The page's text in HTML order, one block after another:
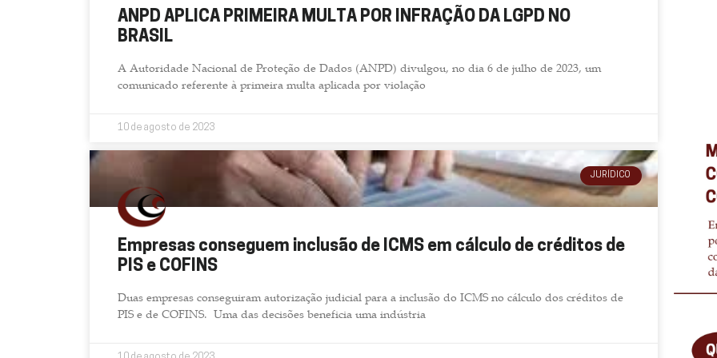
ANPD APLICA PRIMEIRA MULTA POR INFRAÇÃO DA LGPD NO
BRASIL
A Autoridade Nacional de Proteção de Dados (ANPD) divulgou, no dia 6 de julho de 2023, um
comunicado referente à primeira multa aplicada por violação
10 de agosto de 2023
JURÍDICO
Empresas conseguem inclusão de ICMS em cálculo de créditos de
PIS e COFINS
Duas empresas conseguiram autorização judicial para a inclusão do ICMS no cálculo dos créditos de
PIS e de COFINS. Uma das decisões beneficia uma indústria
Fernando Henrique
CEO - Reta Logística E Transporte Eirelli
Cátia Vianna Colla